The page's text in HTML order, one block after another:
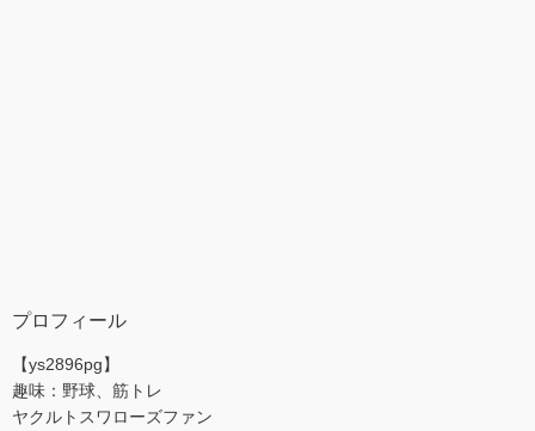
プロフィール
【ys2896pg】
趣味：野球、筋トレ
ヤクルトスワローズファン